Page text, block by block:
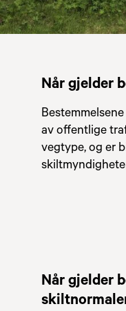
Når gjelder
av offentlige
vegtype, og er
Når gjelder